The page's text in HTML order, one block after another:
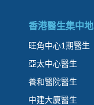
香港醫生集中地
旺角中心1期醫生
亞太中心醫生
養和醫院醫生
中建大廈醫生